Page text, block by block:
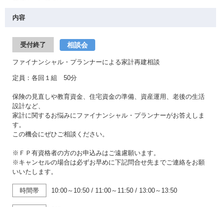
内容
受付終了 相談会
ファイナンシャル・プランナーによる家計再建相談
定員：各回１組 50分
保険の見直しや教育資金、住宅資金の準備、資産運用、老後の生活
設計など、
家計に関するお悩みにファイナンシャル・プランナーがお答えしま
す。
この機会にぜひご相談ください。
※ＦＰ有資格者の方のお申込みはご遠慮願います。
※キャンセルの場合は必ずお早めに下記問合せ先までご連絡をお願
いいたします。
時間帯 10:00～10:50 / 11:00～11:50 / 13:00～13:50